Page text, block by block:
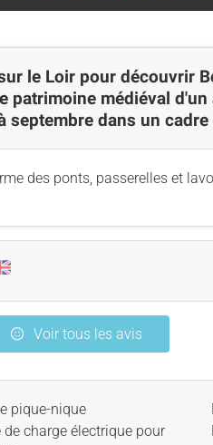
le Loir pour découvrir
patrimoine médiéval
septembre dans un
des ponts, passerelles et
Voir tous les avis
pique-nique
de charge électrique pour